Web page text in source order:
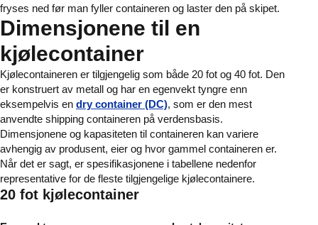
fryses ned før man fyller containeren og laster den på skipet.
Dimensjonene til en
kjølecontainer
Kjølecontaineren er tilgjengelig som både 20 fot og 40 fot. Den
er konstruert av metall og har en egenvekt tyngre enn
eksempelvis en dry container (DC), som er den mest
anvendte shipping containeren på verdensbasis.
Dimensjonene og kapasiteten til containeren kan variere
avhengig av produsent, eier og hvor gammel containeren er.
Når det er sagt, er spesifikasjonene i tabellene nedenfor
representative for de fleste tilgjengelige kjølecontainere.
20 fot kjølecontainer